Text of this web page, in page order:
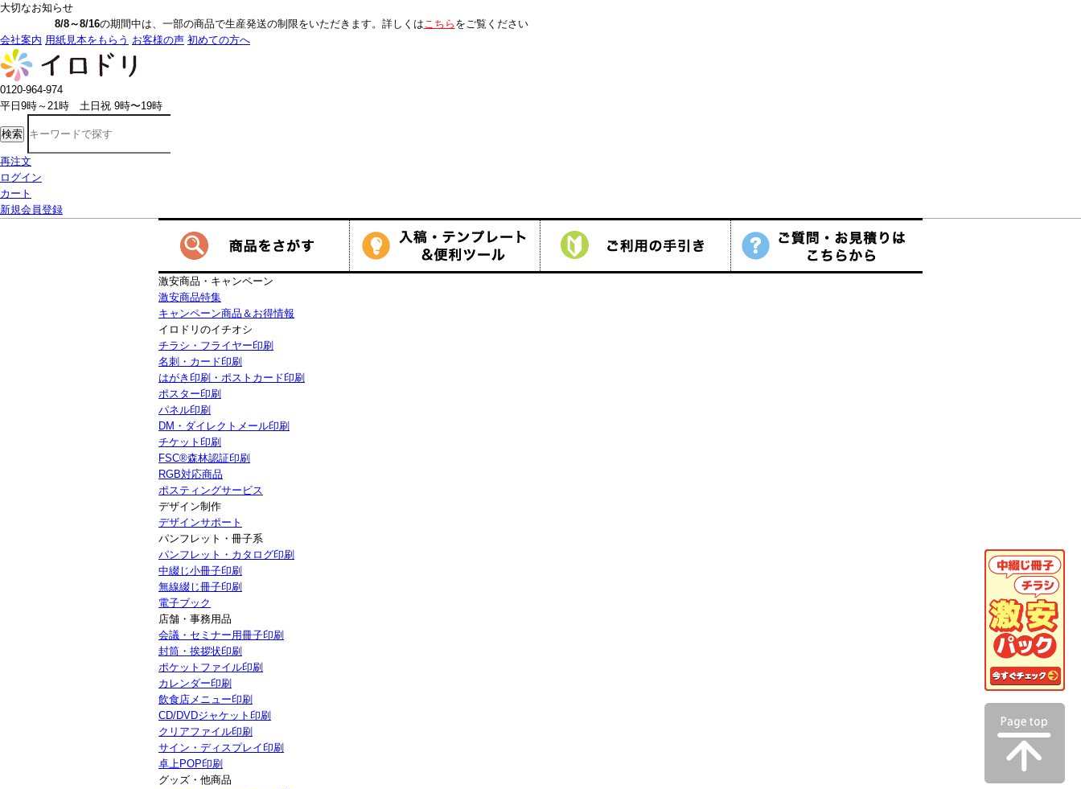
大切なお知らせ
の期間中は、一部の商品で生産発送の制限をいただきます。詳しくはこちらをご覧ください
会社案内 用紙見本をもらう お客様の声 初めての方へ
0120-964-974
平日9時～21時 土日祝 9時〜19時
検索
再注文
ログイン
カート
新規会員登録
激安商品・キャンペーン
激安商品特集
キャンペーン商品＆お得情報
イロドリのイチオシ
チラシ・フライヤー印刷
名刺・カード印刷
はがき印刷・ポストカード印刷
ポスター印刷
パネル印刷
DM・ダイレクトメール印刷
チケット印刷
FSC®森林認証印刷
RGB対応商品
ポスティングサービス
デザイン制作
デザインサポート
パンフレット・冊子系
パンフレット・カタログ印刷
中綴じ小冊子印刷
無線綴じ冊子印刷
電子ブック
店舗・事務用品
会議・セミナー用冊子印刷
封筒・挨拶状印刷
ポケットファイル印刷
カレンダー印刷
飲食店メニュー印刷
CD/DVDジャケット印刷
クリアファイル印刷
サイン・ディスプレイ印刷
卓上POP印刷
グッズ・他商品